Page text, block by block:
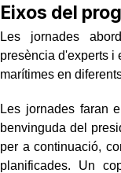
Eixos del
Les jornades
presència d'experts
marítimes en
Les jornades faran
benvinguda del
per a continuació,
planificades. Un